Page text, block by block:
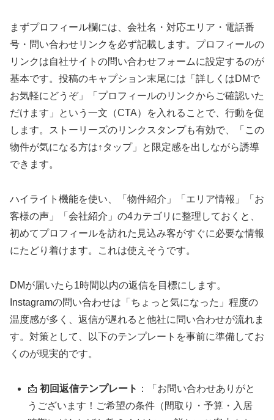
まずプロフィール欄には、会社名・対応エリア・電話番
号・問い合わせリンクを必ず記載します。プロフィールの
リンクは自社サイトの問い合わせフォームに設定するのが
基本です。投稿のキャプション末尾には「詳しくはDMで
お気軽にどうぞ」「プロフィールのリンクからご確認いた
だけます」という一文（CTA）を入れることで、行動を促
します。ストーリーズのリンクスタンプも有効で、「この
物件が気になる方は↑タップ」と限定感を出しながら誘導
できます。
ハイライト機能を使い、「物件紹介」「エリア情報」「お
客様の声」「会社紹介」の4カテゴリに整理しておくと、
初めてプロフィールを訪れた見込み客がすぐに必要な情報
にたどり着けます。これは使えそうです。
DMが届いたら1時間以内の返信を目標にします。
Instagramの問い合わせは「ちょっと気になった」程度の
温度感が多く、返信が遅れると他社に問い合わせが流れま
す。対策として、以下のテンプレートを事前に準備してお
くのが現実的です。
📩初回返信テンプレート ：「お問い合わせありがと
うございます！ご希望の条件（間取り・予算・入居